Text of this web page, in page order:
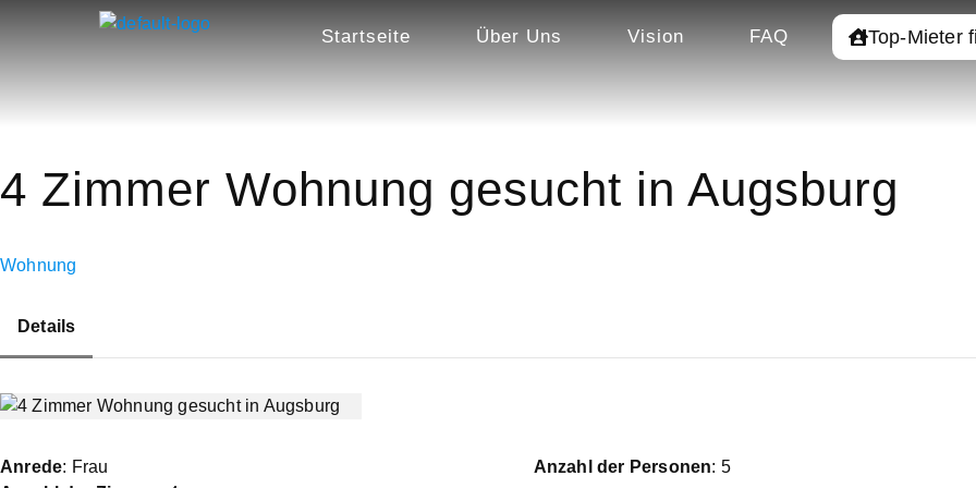
Startseite Über Uns Vision FAQ Top-Mieter
4 Zimmer Wohnung gesucht in Augsburg
Wohnung
Details
Anrede: Frau Anzahl der Personen: 5